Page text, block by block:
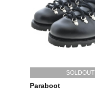
SOLDOUT
Paraboot